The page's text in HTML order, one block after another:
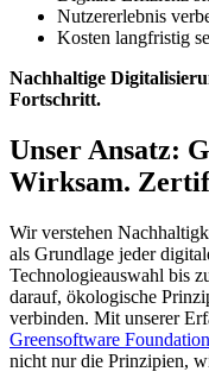
Nutzererlebnis
Kosten langfristig
Nachhaltige
Fortschritt.
Unser Ansatz:
Wirksam.
Wir verstehen
als Grundlage jeder
Technologieauswahl bis
darauf, ökologische
verbinden. Mit unserer
Greensoftware Foundation
nicht nur die Prinzipien,